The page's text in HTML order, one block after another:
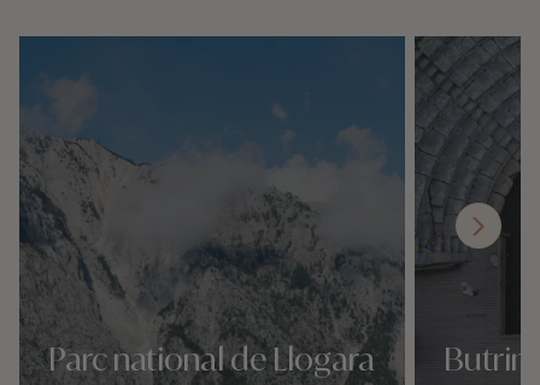
Parc national de Llogara Butrint